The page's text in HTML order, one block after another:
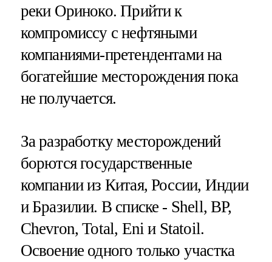
реки Ориноко. Прийти к
компромиссу с нефтяными
компаниями-претендентами на
богатейшие месторождения пока
не получается.
За разработку месторождений
борются государственные
компании из Китая, России, Индии
и Бразилии. В списке - Shell, BP,
Chevron, Total, Eni и Statoil.
Освоение одного только участка